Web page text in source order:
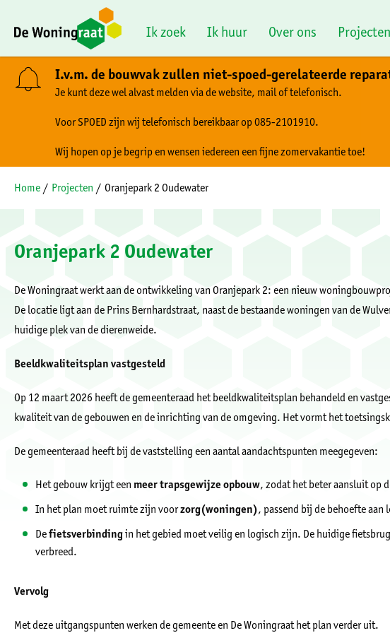
Ik zoek Ik huur Over ons Projecten
I.v.m. de bouwvak zullen niet-spoed-gerelateerde
Je kunt deze wel alvast melden via de website, mail of telefonisch.
Voor SPOED zijn wij telefonisch bereikbaar op 085-2101910.
Wij hopen op je begrip en wensen iedereen een fijne zomervakantie toe!
Home Projecten Oranjepark 2 Oudewater
Oranjepark 2 Oudewater
De Woningraat werkt aan de ontwikkeling van Oranjepark 2: een nieuw
De locatie ligt aan de Prins Bernhardstraat, naast de bestaande woningen van de
huidige plek van de dierenweide.
Beeldkwaliteitsplan vastgesteld
Op 12 maart 2026 heeft de gemeenteraad het beeldkwaliteitsplan behandeld en
kwaliteit van de gebouwen en de inrichting van de omgeving. Het vormt het
De gemeenteraad heeft bij de vaststelling een aantal aandachtspunten meegegeven:
Het gebouw krijgt een meer trapsgewijze opbouw, zodat het beter aansluit op
In het plan moet ruimte zijn voorzorg(woningen), passend bij de behoefte
Defietsverbindingin het gebied moet veilig en logisch zijn. De huidige
verbreed.
Vervolg
Met deze uitgangspunten werken de gemeente en De Woningraat het plan verder uit.